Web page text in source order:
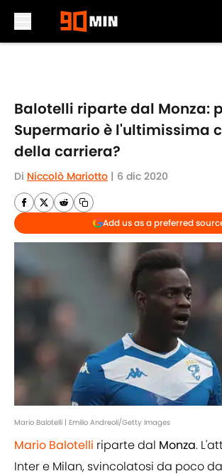
Balotelli riparte dal Monza:
Supermario è l'ultimissima
della carriera?
Di Niccolò Mariotto | 6 dic 2020
Add us as a preferred
Mario Balotelli | Emilio Andreoli/Getty Images
Mario Balotelli riparte dal Monza.
Inter e Milan, svincolatosi da poco